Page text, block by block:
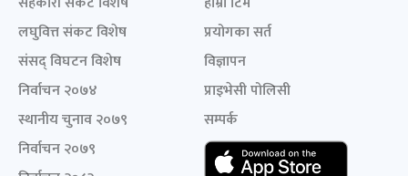
लघुवित्त संकट विशेष
संसद् विघटन विशेष
निर्वाचन २०७४
स्थानीय चुनाव २०७९
निर्वाचन २०७९
प्रयोगका सर्त
विज्ञापन
प्राइभेसी पोलिसी
सम्पर्क